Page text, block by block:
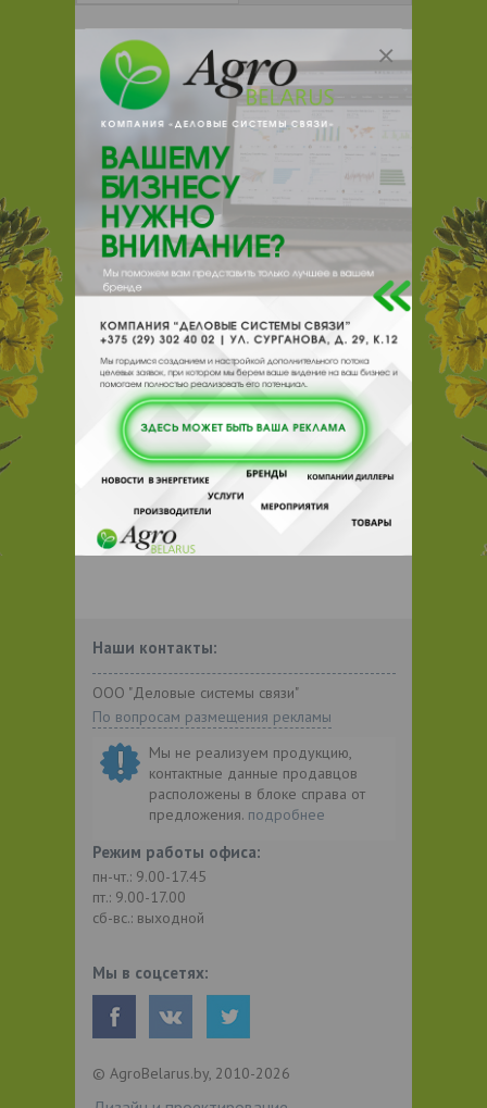
+ 375Показать телефоны
Беларусь, Минская обл., Минск, ул.
Тимирязева, 129
О нас Отзывы Еще
О компании
Оптовая торговля мясом птицы.
Отзывы
Чтобы оставить комментарий или
выставить рейтинг, нужно
Зарегистрироваться
Наши контакты:
ООО "Деловые системы связи"
По вопросам размещения рекламы
Мы не реализуем продукцию,
контактные данные продавцов
расположены в блоке справа от
предложения. подробнее
Режим работы офиса:
пн-чт.: 9.00-17.45
пт.: 9.00-17.00
сб-вс.: выходной
Мы в соцсетях:
© AgroBelarus.by, 2010-2026